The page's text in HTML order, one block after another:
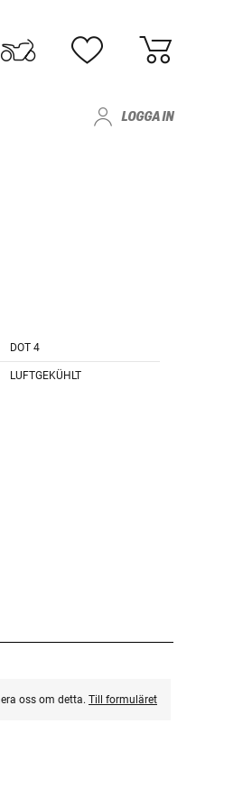
LOGGA IN
DOT 4
LUFTGEKÜHLT
oss om detta. Till formuläret